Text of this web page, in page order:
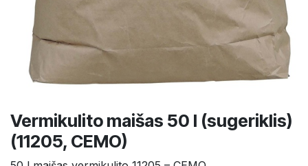
Vermikulito maišas 50 l (sugeriklis)
(11205, CEMO)